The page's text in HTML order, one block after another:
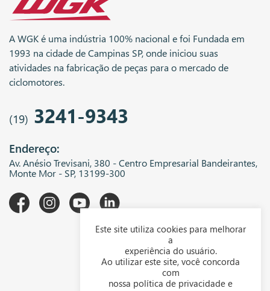
A WGK é uma indústria 100% nacional e foi Fundada em
1993 na cidade de Campinas SP, onde iniciou suas
atividades na fabricação de peças para o mercado de
ciclomotores.
(19) 3241-9343
Endereço:
Av. Anésio Trevisani, 380 - Centro Empresarial Bandeirantes,
Monte Mor - SP, 13199-300
Downloads
Representantes
Este site utiliza cookies para melhorar
a
experiência do usuário.
Ao utilizar este site, você concorda
com
nossa política de privacidade e